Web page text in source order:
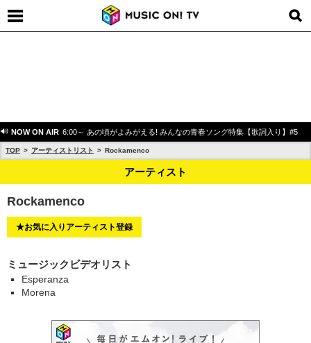
NOW ON AIR 6:00～ あの頃がよみがえる! みんなの青春ソング特集【歌詞入り】#5
TOP アーティストリスト Rockamenco
アーティスト
Rockamenco
★お気に入りアーティスト登録
ミュージックビデオリスト
Esperanza
Morena